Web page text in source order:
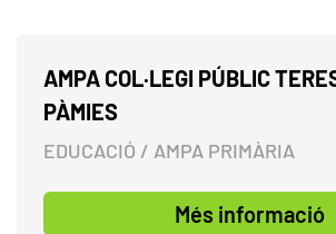
AMPA COL·LEGI PÚBLIC
PÀMIES
EDUCACIÓ / AMPA PRIMÀRIA
Més informació